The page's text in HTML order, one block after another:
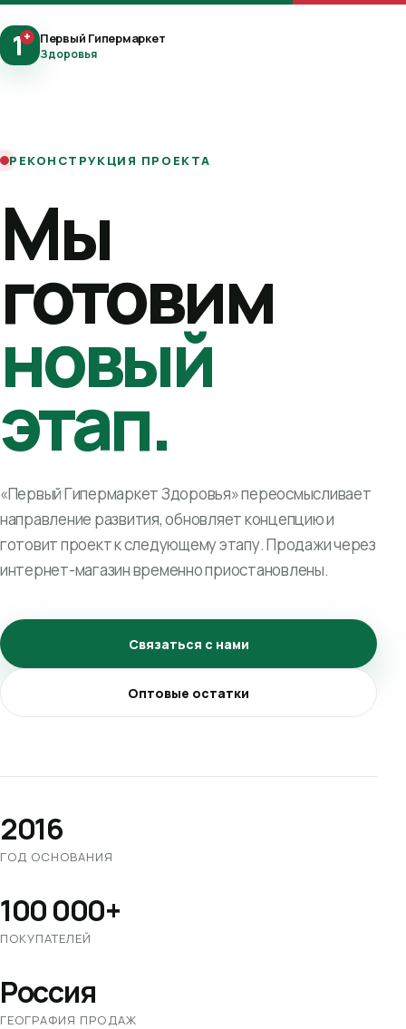
1+ Первый Гипермаркет
Здоровья
РЕКОНСТРУКЦИЯ ПРОЕКТА
Мы
готовим
новый
этап.
«Первый Гипермаркет Здоровья» переосмысливает
направление развития, обновляет концепцию и
готовит проект к следующему этапу. Продажи через
интернет-магазин временно приостановлены.
Связаться с нами
Оптовые остатки
2016
ГОД ОСНОВАНИЯ
100 000+
ПОКУПАТЕЛЕЙ
Россия
ГЕОГРАФИЯ ПРОДАЖ